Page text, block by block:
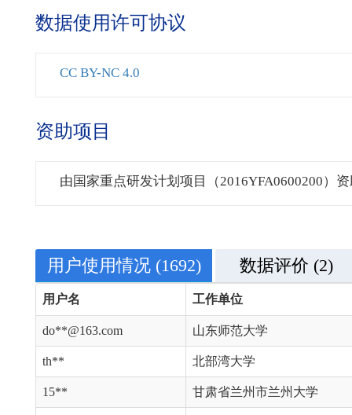
数据使用许可协议
CC BY-NC 4.0
资助项目
由国家重点研发计划项目（2016YFA0600200）
用户使用情况 (1692) 数据评价 (2)
用户名 工作单位
do**@163.com 山东师范大学
th** 北部湾大学
15** 甘肃省兰州市兰州大学